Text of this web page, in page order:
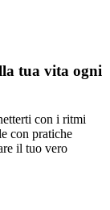
tua vita ogni
con i ritmi
con pratiche
il tuo vero